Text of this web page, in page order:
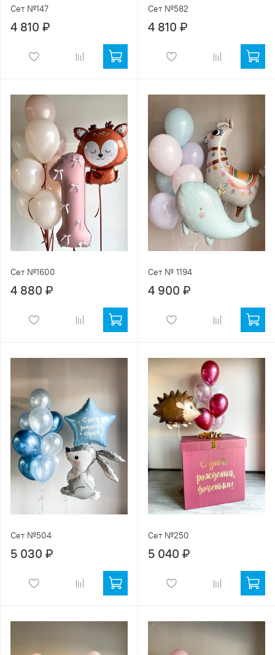
Сет №147
4 810 ₽
Сет №582
4 810 ₽
Сет №1600
4 880 ₽
Сет № 1194
4 900 ₽
Сет №504
5 030 ₽
Сет №250
5 040 ₽